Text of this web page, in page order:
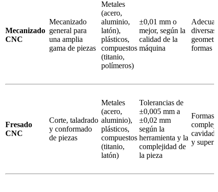
Mecanizado
CNC
Mecanizado
general para
una amplia
gama de piezas
Metales
(acero,
aluminio,
latón),
plásticos,
compuestos
(titanio,
polímeros)
±0,01 mm o
mejor, según la
calidad de la
máquina
formas
Fresado
CNC
Corte, taladrado
y conformado
de piezas
Metales
(acero,
aluminio),
plásticos,
compuestos
(titanio,
latón)
Tolerancias de
±0,005 mm a
±0,02 mm
según la
herramienta y la
complejidad de
la pieza
Formas
y